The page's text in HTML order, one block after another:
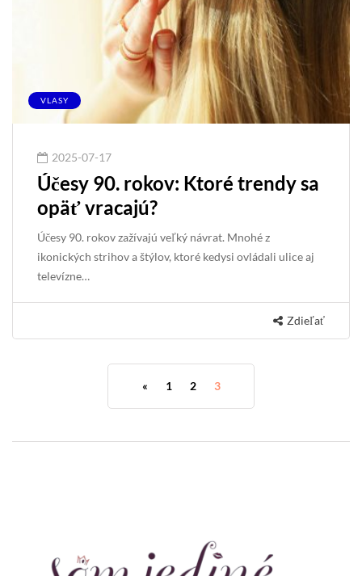
VLASY
2025-07-17
Účesy 90. rokov: Ktoré trendy sa
opäť vracajú?
Účesy 90. rokov zažívajú veľký návrat. Mnohé z
ikonických strihov a štýlov, ktoré kedysi ovládali ulice aj
televízne…
Zdieľať
« 1 2 3